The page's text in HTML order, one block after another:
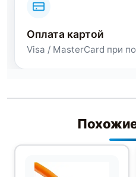
Оплата картой
Visa / MasterCard при